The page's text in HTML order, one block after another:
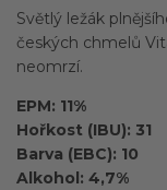
Světlý ležák
českých chmelů
neomrzí.
EPM: 11%
Hořkost (IBU): 31
Barva (EBC): 10
Alkohol: 4,7%